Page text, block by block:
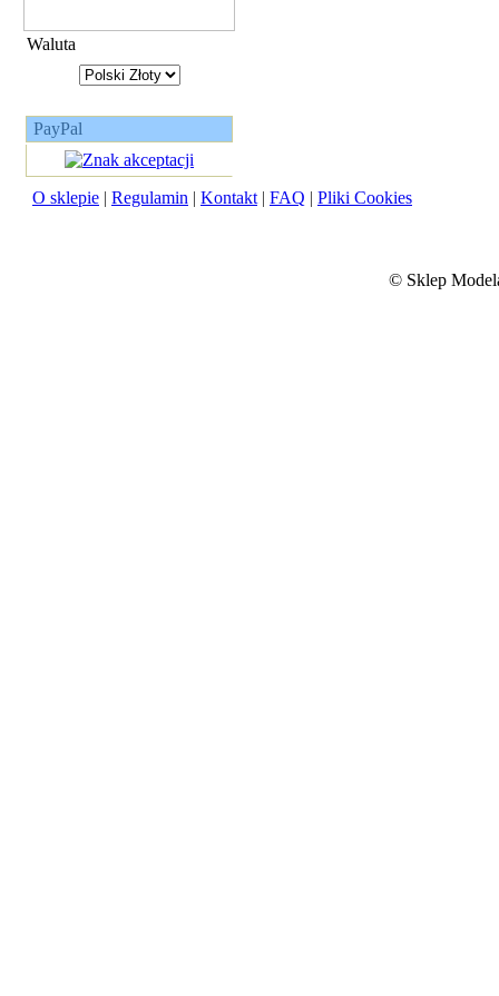
Waluta
PayPal
O sklepie | Regulamin | Kontakt | FAQ | Pliki Cookies
© Sklep